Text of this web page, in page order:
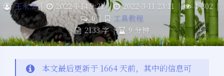
王永杰 | 2022-1-14 9:21 | 2022-3-11 23:11 | 1,302 |
0 |
工具教程
2133 字 | 9 分钟
本文最后更新于 1664 天前，其中的信息可